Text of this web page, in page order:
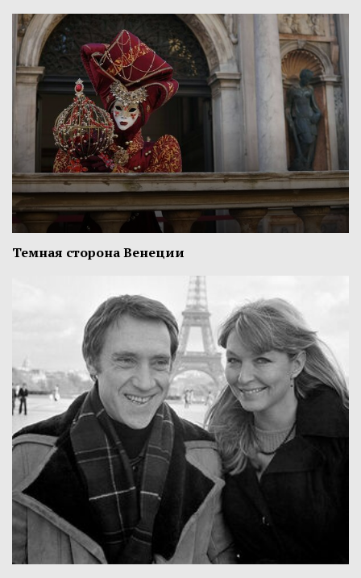
Темная сторона Венеции